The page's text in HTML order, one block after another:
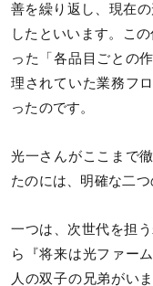
善を繰り返し、現在
したといいます。こ
った「各品目ごとの
理されていた業務フ
ったのです。
光一さんがここまで
たのには、明確な二つ
一つは、次世代を担
ら『将来は光ファー
人の双子の兄弟がい